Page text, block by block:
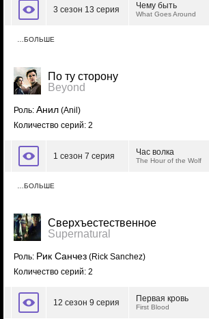
3 сезон 13 серия Чему быть
What Goes Around
…БОЛЬШЕ
По ту сторону
Beyond
Роль: Анил (Anil)
Количество серий: 2
1 сезон 7 серия Час волка
The Hour of the Wolf
…БОЛЬШЕ
Сверхъестественное
Supernatural
Роль: Рик Санчез (Rick Sanchez)
Количество серий: 2
12 сезон 9 серия Первая кровь
First Blood